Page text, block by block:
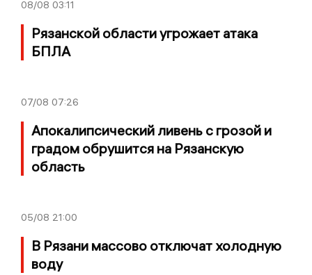
08/08 03:11
Рязанской области угрожает атака
БПЛА
07/08 07:26
Апокалипсический ливень с грозой и
градом обрушится на Рязанскую
область
05/08 21:00
В Рязани массово отключат холодную
воду